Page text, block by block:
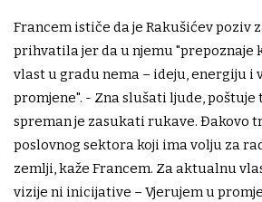
Francem ističe da je Rakušićev poziv
prihvatila jer da u njemu "prepoznaje
vlast u gradu nema – ideju, energiju i
promjene". - Zna slušati ljude, poštuje
spreman je zasukati rukave. Đakovo
poslovnog sektora koji ima volju za
zemlji, kaže Francem. Za aktualnu
vizije ni inicijative – Vjerujem u